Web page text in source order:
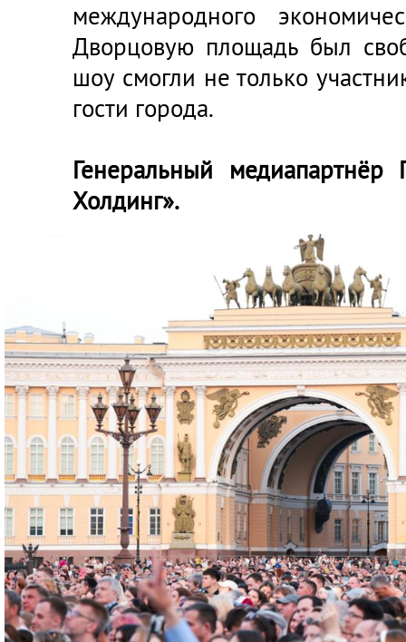
международного
Дворцовую площадь был
шоу смогли не только
гости города.
Генеральный
Холдинг».